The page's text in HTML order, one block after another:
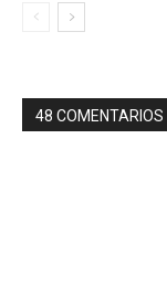
48 COMENTARIOS